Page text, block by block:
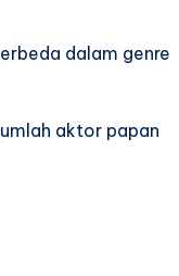
dalam genre
aktor papan